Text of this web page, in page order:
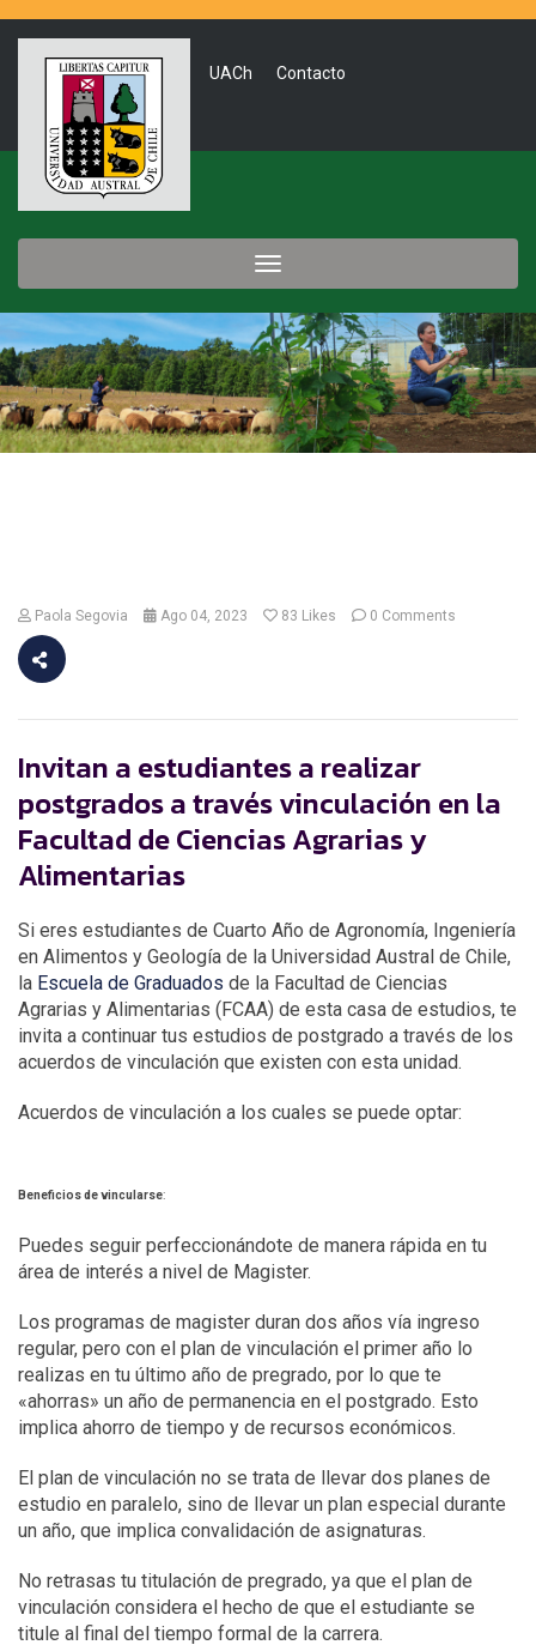
UACh Contacto
Toggle
navigation
Paola Segovia Ago 04, 2023 83 Likes 0 Comments
Invitan a estudiantes a realizar
postgrados a través vinculación en la
Facultad de Ciencias Agrarias y
Alimentarias
Si eres estudiantes de Cuarto Año de Agronomía, Ingeniería
en Alimentos y Geología de la Universidad Austral de Chile,
la Escuela de Graduados de la Facultad de Ciencias
Agrarias y Alimentarias (FCAA) de esta casa de estudios, te
invita a continuar tus estudios de postgrado a través de los
acuerdos de vinculación que existen con esta unidad.
Acuerdos de vinculación a los cuales se puede optar:
Beneficios de vincularse:
Puedes seguir perfeccionándote de manera rápida en tu
área de interés a nivel de Magister.
Los programas de magister duran dos años vía ingreso
regular, pero con el plan de vinculación el primer año lo
realizas en tu último año de pregrado, por lo que te
«ahorras» un año de permanencia en el postgrado. Esto
implica ahorro de tiempo y de recursos económicos.
El plan de vinculación no se trata de llevar dos planes de
estudio en paralelo, sino de llevar un plan especial durante
un año, que implica convalidación de asignaturas.
No retrasas tu titulación de pregrado, ya que el plan de
vinculación considera el hecho de que el estudiante se
titule al final del tiempo formal de la carrera.